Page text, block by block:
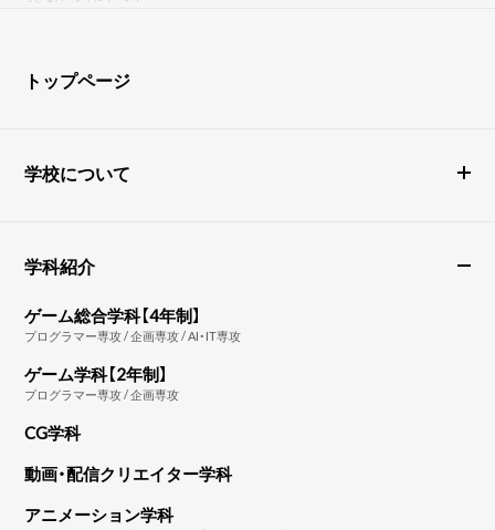
トップページ
学校について
学科紹介
ゲーム総合学科【4年制】
プログラマー専攻 / 企画専攻 / AI・IT専攻
ゲーム学科【2年制】
プログラマー専攻 / 企画専攻
CG学科
動画・配信クリエイター学科
アニメーション学科